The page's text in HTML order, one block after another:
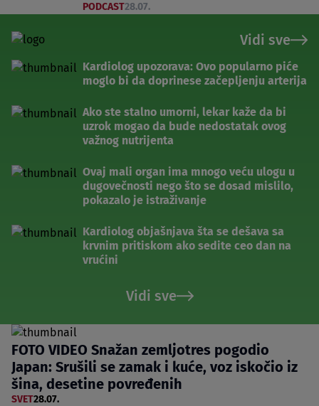
PODCAST28.07.
Vidi sve
Kardiolog upozorava: Ovo popularno piće
moglo bi da doprinese začepljenju arterija
Ako ste stalno umorni, lekar kaže da bi
uzrok mogao da bude nedostatak ovog
važnog nutrijenta
Ovaj mali organ ima mnogo veću ulogu u
dugovečnosti nego što se dosad mislilo,
pokazalo je istraživanje
Kardiolog objašnjava šta se dešava sa
krvnim pritiskom ako sedite ceo dan na
vrućini
Vidi sve
FOTO VIDEO Snažan zemljotres pogodio
Japan: Srušili se zamak i kuće, voz iskočio iz
šina, desetine povređenih
SVET28.07.